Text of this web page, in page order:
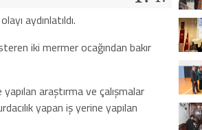
aydınlatıldı.
iki mermer ocağından bakır
araştırma ve çalışmalar
yapan iş yerine yapılan